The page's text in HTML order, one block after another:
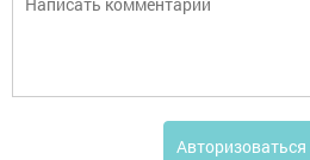
Авторизоваться